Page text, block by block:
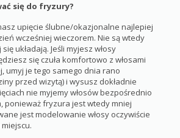
się do fryzury?
upięcie ślubne/okazjonalne najlepiej
wcześniej wieczorem. Nie są wtedy
układają. Jeśli myjesz włosy
się czuła komfortowo z włosami
umyj je tego samego dnia rano
przed wizytą) i wysusz dokładnie
nie myjemy włosów bezpośrednio
ponieważ fryzura jest wtedy mniej
jest modelowanie włosy oczywiście